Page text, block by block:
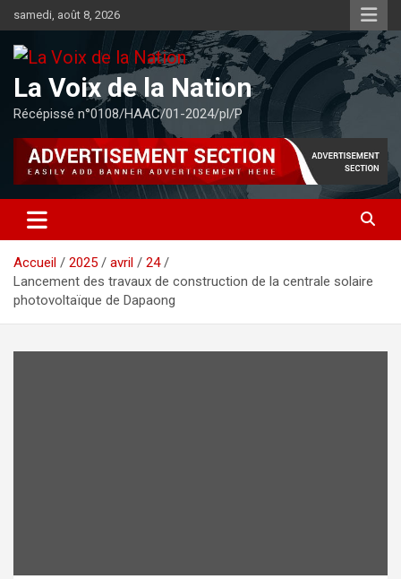
au
contenu
samedi, août 8, 2026
La Voix de la Nation
Récépissé n°0108/HAAC/01-2024/pl/P
Accueil 2025 avril
24
Lancement des travaux de construction de la centrale solaire
photovoltaïque de Dapaong